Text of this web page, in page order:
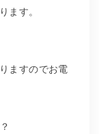
ます。
ますのでお電